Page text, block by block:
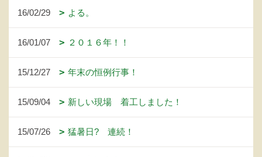
16/02/29 よる。
16/01/07 ２０１６年！！
15/12/27 年末の恒例行事！
15/09/04 新しい現場 着工しました！
15/07/26 猛暑日? 連続！